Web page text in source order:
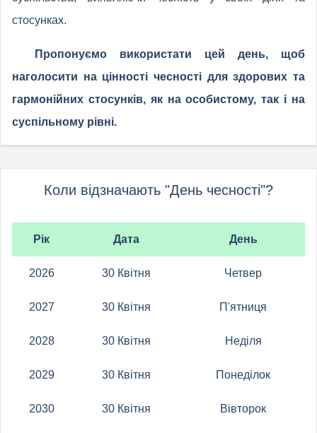
стосунках.
Пропонуємо використати цей день, щоб
наголосити на цінності чесності для здорових та
гармонійних стосунків, як на особистому, так і на
суспільному рівні.
Коли відзначають "День чесності"?
Рік Дата День
2026 30 Квітня Четвер
2027 30 Квітня П'ятниця
2028 30 Квітня Неділя
2029 30 Квітня Понеділок
2030 30 Квітня Вівторок